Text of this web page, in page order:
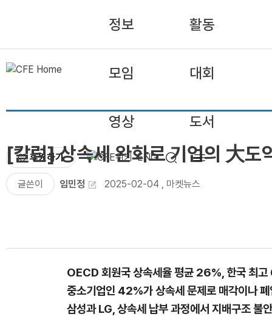
정보 활동
모임 대회
영상 도서
후원하기 ENG
[칼럼] 상속세 완화로 기업의 大도
글쓴이 임민정 2025-02-04 , 마켓뉴스
OECD 회원국 상속세율 평균 26%, 한국 최
중소기업인 42%가 상속세 문제로 매각이나 폐
삼성과 LG, 상속세 납부 과정에서 지배구조 불